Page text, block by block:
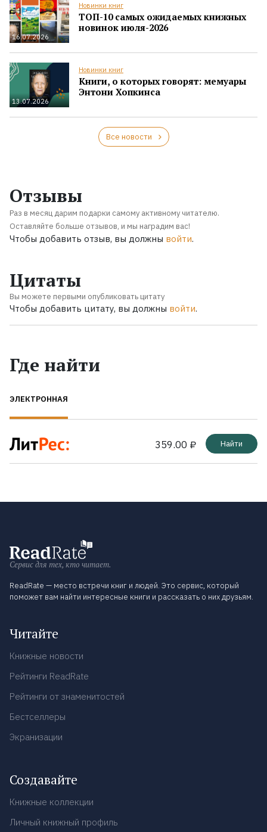
16.07.2026
Новинки книг
ТОП-10 самых ожидаемых книжных
новинок июля-2026
13.07.2026
Новинки книг
Книги, о которых говорят: мемуары
Энтони Хопкинса
Все новости
Отзывы
Раз в месяц дарим подарки самому активному читателю.
Оставляйте больше отзывов, и мы наградим вас!
Чтобы добавить отзыв, вы должны войти.
Цитаты
Вы можете первыми опубликовать цитату
Чтобы добавить цитату, вы должны войти.
Где найти
ЭЛЕКТРОННАЯ
359.00 ₽ Найти
Сервис для тех, кто читает.
ReadRate — место встречи книг и людей. Это сервис, который
поможет вам найти интересные книги и рассказать о них друзьям.
Читайте
Книжные новости
Рейтинги ReadRate
Рейтинги от знаменитостей
Бестселлеры
Экранизации
Создавайте
Книжные коллекции
Личный книжный профиль